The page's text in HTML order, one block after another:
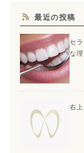
最近の投稿
セ
な
右